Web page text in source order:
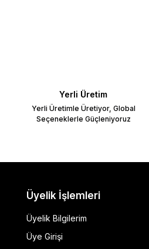
Yerli Üretim
Yerli Üretimle Üretiyor, Global
Seçeneklerle Güçleniyoruz
Üyelik İşlemleri
Üyelik Bilgilerim
Üye Girişi